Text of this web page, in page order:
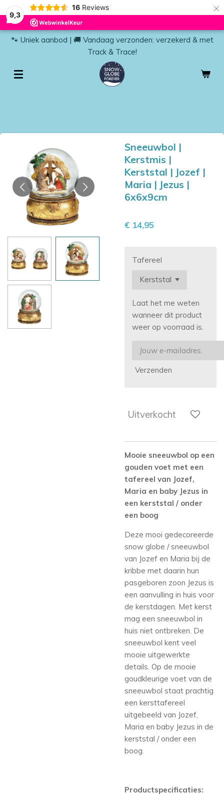
9,3
16 Reviews ×
🐾 Uniek aanbod | 🚚 Vandaag verzonden: verzekerd & met
Track & Trace!
Sneeuwbol |
Kerstmis |
Kerststal | Jozef |
Maria | Jezus |
6x6x9cm
€ 14,95
Tafereel
Laat het me weten
wanneer dit product
weer op voorraad is.
Verzenden
Uitverkocht
Mooie sneeuwbol op een
gouden voet met een
tafereel van Jozef,
Maria en baby Jezus in
een kerststal / onder
een boog
Deze mooi gedecoreerde
snow globe / sneeuwbol
van Jozef en Maria bij de
kribbe met daarin hun
pasgeboren zoon Jezus is
een aanvulling in huis voor
de kerstdagen. Met kerst
mag een sneeuwbol in
huis niet ontbreken. De
sneeuwbol kent veel
mooie uitgewerkte
details. Op de mooie
goudkleurige voet van de
sneeuwbol staat prachtig
een kersttafereel
uitgebeeld van Jozef,
Maria en baby Jezus in de
kerststal / onder een
boog.
Productspecificaties: